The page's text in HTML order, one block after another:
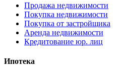
Продажа недвижимости
Покупка недвижимости
Покупка от застройщика
Аренда недвижимости
Кредитование юр. лиц
Ипотека